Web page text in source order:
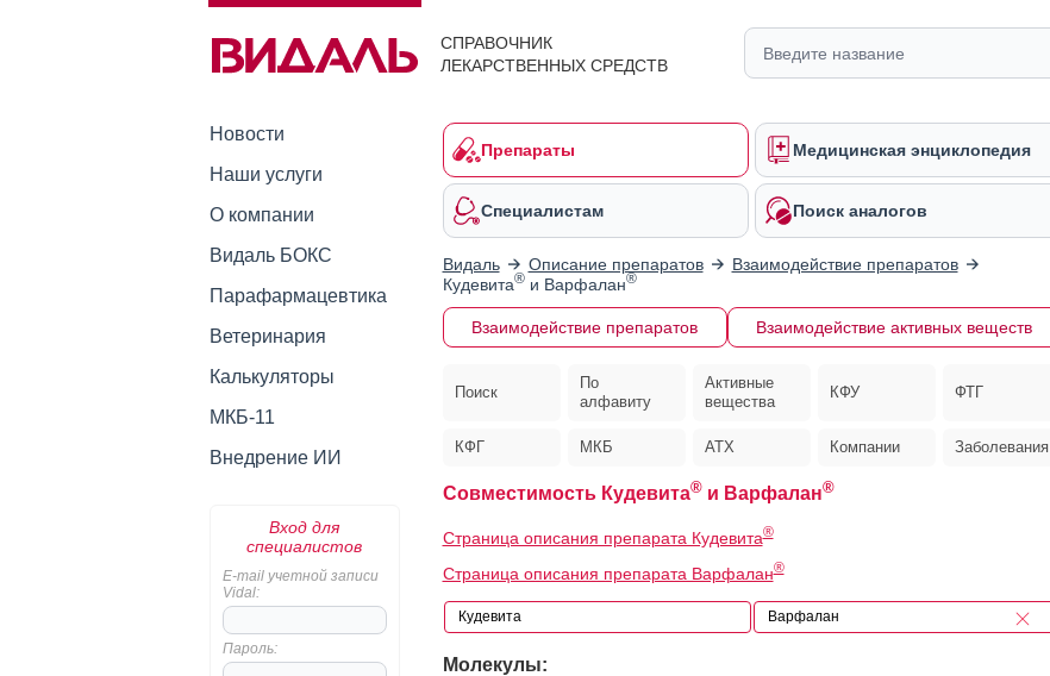
СПРАВОЧНИК
ЛЕКАРСТВЕННЫХ СРЕДСТВ
Новости
Наши услуги
О компании
Видаль БОКС
Парафармацевтика
Ветеринария
Калькуляторы
МКБ-11
Внедрение ИИ
Вход для
специалистов
E-mail учетной записи
Vidal:
Пароль:
Препараты Медицинская энциклопедия
Специалистам Поиск аналогов
Видаль Описание препаратов
Взаимодействие препаратов
Кудевита®и Варфалан®
Взаимодействие препаратов Взаимодействие активных веществ
Поиск
По
алфавиту
Активные
вещества
КФУ ФТГ
КФГ МКБ АТХ Компании Заболевания
Совместимость Кудевита®и Варфалан®
Страница описания препарата Кудевита®
Страница описания препарата Варфалан®
Молекулы: